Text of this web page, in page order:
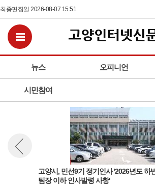
최종편집일 2026-08-07 15:51
뉴스 오피니언
시민참여
전체메뉴보기
고양시, 민선9기 정기인사 '2026년도 하
팀장 이하 인사발령 사항'
뉴스 이전보기